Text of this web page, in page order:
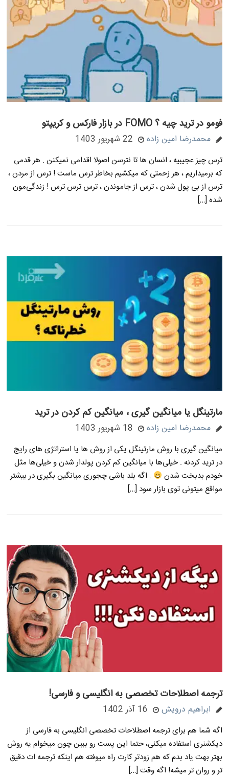
فومو در ترید چیه ؟ FOMO در بازار فارکس و کریپتو
محمدرضا امین زاده 22 شهریور 1403
ترس چیز عجیبیه ، انسان ها تا نترسن اصولا اقدامی نمیکنن . هر قدمی
که برمیداریم ، هر زحمتی که میکشیم بخاطر ترس ماست ! ترس از مردن ،
ترس از بی پول شدن ، ترس از جاموندن ، ترس ترس ترس ! زندگی‌مون
شده […]
مارتینگل یا میانگین گیری ، میانگین کم کردن در ترید
محمدرضا امین زاده 18 شهریور 1403
میانگین گیری با روش مارتینگل یکی از روش ها یا استراتژی های رایج
در ترید کردنه . خیلی‌ها با میانگین کم کردن پولدار شدن و خیلی‌ها مثل
خودم بدبخت شدن
. اگه بلد باشی چجوری میانگین بگیری در بیشتر
مواقع میتونی توی بازار سود […]
ترجمه اصطلاحات تخصصی به انگلیسی و فارسی!
ابراهیم درویش 16 آذر 1402
اگه شما هم برای ترجمه اصطلاحات تخصصی انگلیسی به فارسی از
دیکشنری استفاده میکنی، حتما این پست رو ببین چون میخوام یه روش
بهتر بهت یاد بدم که هم زودتر کارت راه میوفته هم اینکه ترجمه ات دقیق
تر و روان تر میشه! اگه وقت […]